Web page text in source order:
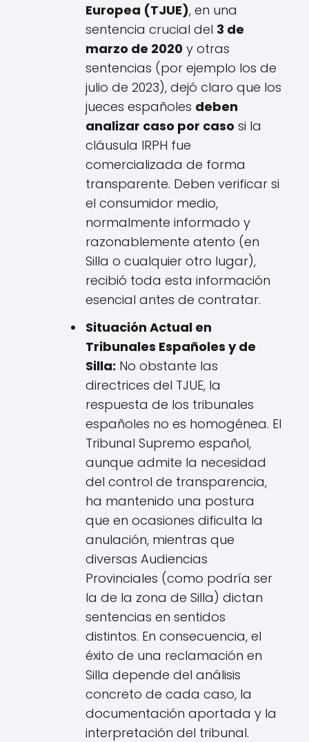
Europea (TJUE), en una
sentencia crucial del 3 de
marzo de 2020 y otras
sentencias (por ejemplo los de
julio de 2023), dejó claro que los
jueces españoles deben
analizar caso por caso si la
cláusula IRPH fue
comercializada de forma
transparente. Deben verificar si
el consumidor medio,
normalmente informado y
razonablemente atento (en
Silla o cualquier otro lugar),
recibió toda esta información
esencial antes de contratar.
Situación Actual en
Tribunales Españoles y de
Silla: No obstante las
directrices del TJUE, la
respuesta de los tribunales
españoles no es homogénea. El
Tribunal Supremo español,
aunque admite la necesidad
del control de transparencia,
ha mantenido una postura
que en ocasiones dificulta la
anulación, mientras que
diversas Audiencias
Provinciales (como podría ser
la de la zona de Silla) dictan
sentencias en sentidos
distintos. En consecuencia, el
éxito de una reclamación en
Silla depende del análisis
concreto de cada caso, la
documentación aportada y la
interpretación del tribunal.